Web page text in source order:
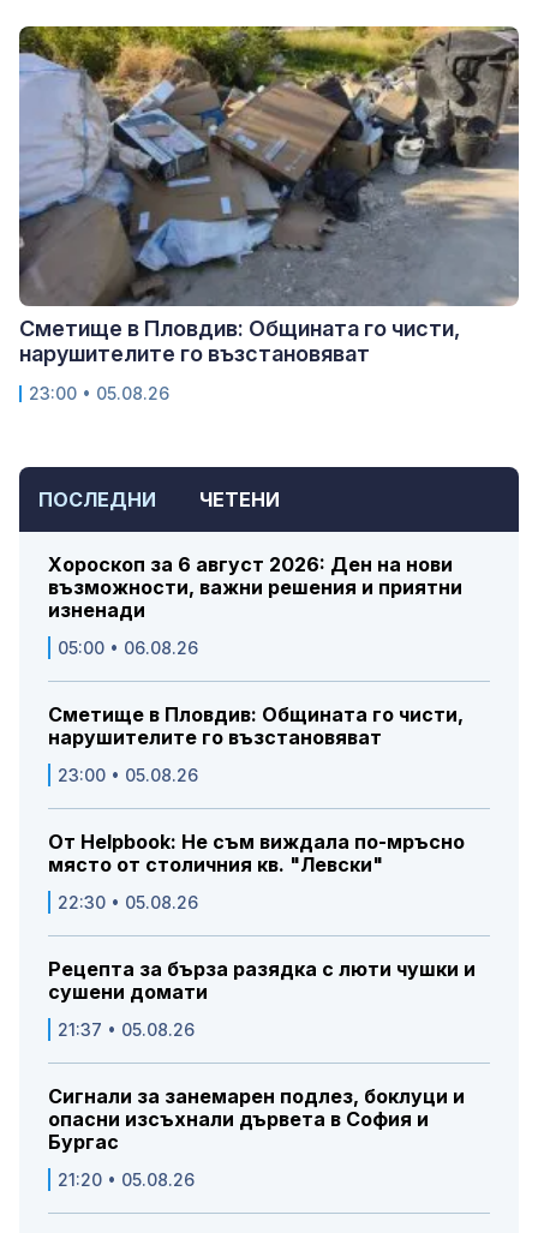
ПОСЛЕДНИ ЧЕТЕНИ
Хороскоп за 6 август 2026: Ден на нови
възможности, важни решения и приятни
изненади
05:00 • 06.08.26
Сметище в Пловдив: Общината го чисти,
нарушителите го възстановяват
23:00 • 05.08.26
От Helpbook: Не съм виждала по-мръсно
място от столичния кв. "Левски"
22:30 • 05.08.26
Рецепта за бърза разядка с люти чушки и
сушени домати
21:37 • 05.08.26
Сигнали за занемарен подлез, боклуци и
опасни изсъхнали дървета в София и
Бургас
21:20 • 05.08.26
Сметище в Пловдив: Общината го чисти,
нарушителите го възстановяват
23:00 • 05.08.26